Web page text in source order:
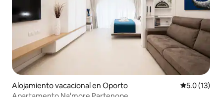
Alojamiento vacacional en Oporto Calificación
5.0 (13)